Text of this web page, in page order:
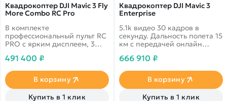
Квадрокоптер DJI Mavic 3 Fly
More Combo RC Pro
В комплекте
профессиональный пульт RC
PRO с ярким дисплеем, 3
запасные пропеллеры,
в секунду. Дальность полета
15 км с передачей онлайн
видео 1080p. 46 минут в
491 400 ₽
В корзину
Купить в 1 клик
Квадрокоптер DJI Mavic 3
Enterprise
5.1k видео 30 кадров в
секунду. Дальность полета 15
км с передачей онлайн
полете. Датчики облета
направлениям.
Подключение
громкоговорителя и RTK
666 910 ₽
В корзину
Купить в 1 клик